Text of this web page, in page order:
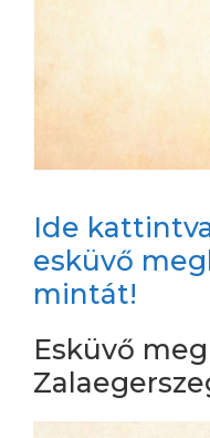
Ide
esküvő
mintát!
Esküvő